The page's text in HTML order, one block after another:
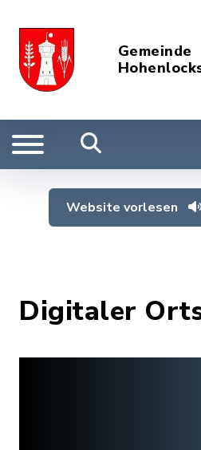
Gemeinde
Website vorlesen
Digitaler